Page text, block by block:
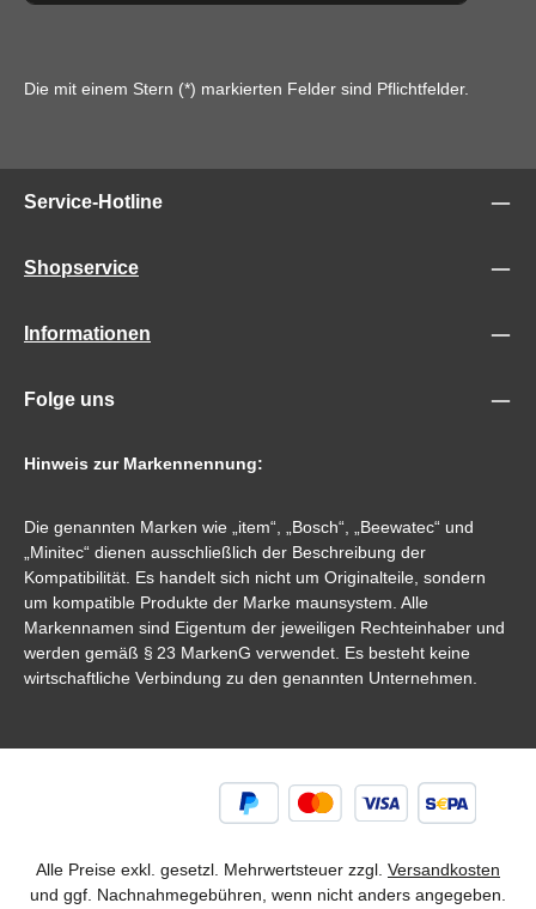
Die mit einem Stern (*) markierten Felder sind Pflichtfelder.
Service-Hotline
Shopservice
Informationen
Folge uns
Hinweis zur Markennennung:
Die genannten Marken wie „item“, „Bosch“, „Beewatec“ und
„Minitec“ dienen ausschließlich der Beschreibung der
Kompatibilität. Es handelt sich nicht um Originalteile, sondern
um kompatible Produkte der Marke maunsystem. Alle
Markennamen sind Eigentum der jeweiligen Rechteinhaber und
werden gemäß § 23 MarkenG verwendet. Es besteht keine
wirtschaftliche Verbindung zu den genannten Unternehmen.
Alle Preise exkl. gesetzl. Mehrwertsteuer zzgl. Versandkosten
und ggf. Nachnahmegebühren, wenn nicht anders angegeben.